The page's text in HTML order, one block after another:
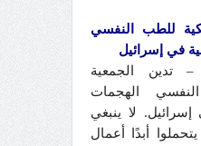
للطب النفسي
في إسرائيل
تدين الجمعية
الهجمات
إسرائيل. لا ينبغي
يتحملوا أبدًا أعمال